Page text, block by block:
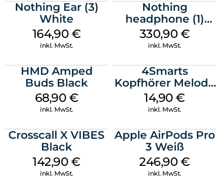
Nothing Ear (3)
White
164,90 €
inkl. MwSt.
Nothing
headphone (1)
Schwarz
330,90 €
inkl. MwSt.
HMD Amped
Buds Black
68,90 €
inkl. MwSt.
4Smarts
Kopfhörer Melody
Digital USB-C
Weiß
14,90€
inkl. MwSt.
Crosscall X VIBES
Black
142,90€
inkl. MwSt.
Apple AirPods Pro
3 Weiß
246,90€
inkl. MwSt.